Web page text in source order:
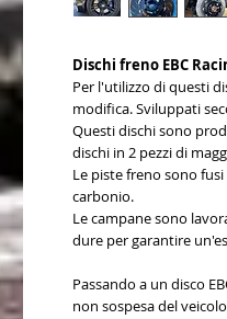
Dischi freno EBC
Per l'utilizzo di questi
modifica. Sviluppati
Questi dischi sono
dischi in 2 pezzi di
Le piste freno sono
carbonio.
Le campane sono
dure per garantire
Passando a un disco
non sospesa del